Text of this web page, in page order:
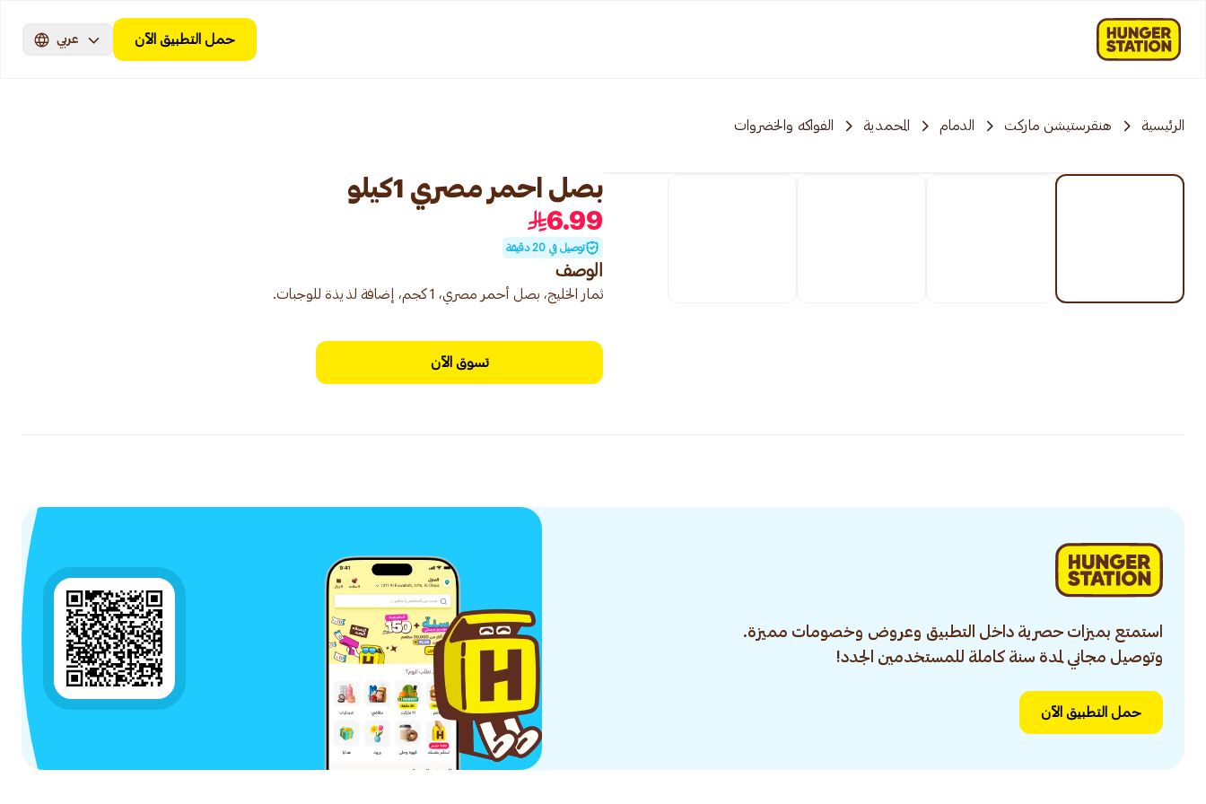
حمل التطبيق الآن عربي
الرئيسية هنقرستيشن ماركت الدمام المحمدية الفواكه والخضروات
بصل احمر مصري 1كيلو
6.99
توصيل في 20 دقيقة
الوصف
ثمار الخليج، بصل أحمر مصري، 1 كجم، إضافة لذيذة للوجبات.
تسوق الآن
استمتع بميزات حصرية داخل التطبيق وعروض وخصومات مميزة.
وتوصيل مجاني لمدة سنة كاملة للمستخدمين الجدد!
حمل التطبيق الآن